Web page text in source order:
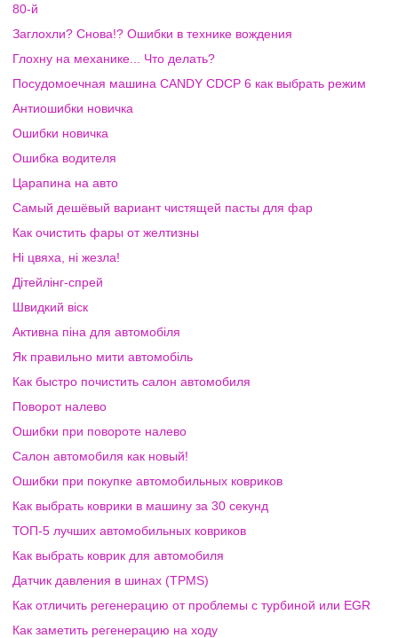
80-й
Заглохли? Снова!? Ошибки в технике вождения
Глохну на механике... Что делать?
Посудомоечная машина CANDY CDCP 6 как выбрать режим
Антиошибки новичка
Ошибки новичка
Ошибка водителя
Царапина на авто
Самый дешёвый вариант чистящей пасты для фар
Как очистить фары от желтизны
Ні цвяха, ні жезла!
Дітейлінг-спрей
Швидкий віск
Активна піна для автомобіля
Як правильно мити автомобіль
Как быстро почистить салон автомобиля
Поворот налево
Ошибки при повороте налево
Салон автомобиля как новый!
Ошибки при покупке автомобильных ковриков
Как выбрать коврики в машину за 30 секунд
ТОП-5 лучших автомобильных ковриков
Как выбрать коврик для автомобиля
Датчик давления в шинах (TPMS)
Как отличить регенерацию от проблемы с турбиной или EGR
Как заметить регенерацию на ходу